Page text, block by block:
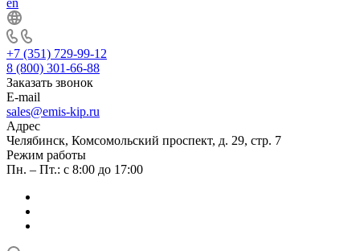
en
+7 (351) 729-99-12
8 (800) 301-66-88
Заказать звонок
E-mail
sales@emis-kip.ru
Адрес
Челябинск, Комсомольский проспект, д. 29, стр. 7
Режим работы
Пн. – Пт.: с 8:00 до 17:00